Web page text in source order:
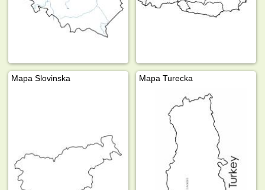
Mapa Slovinska Mapa Turecka